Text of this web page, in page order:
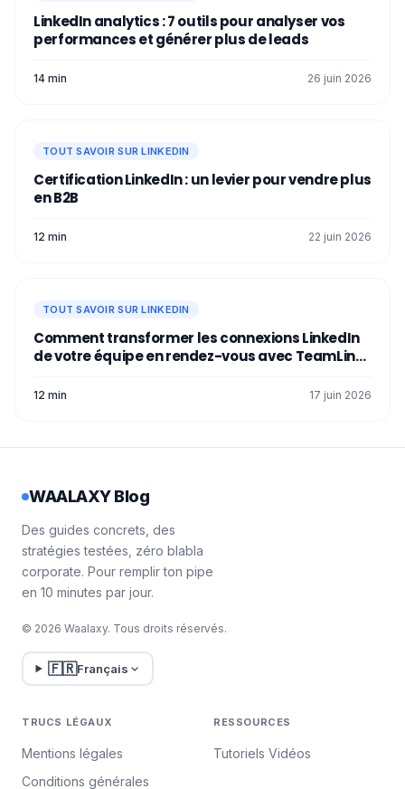
LinkedIn analytics : 7 outils pour analyser vos
performances et générer plus de leads
14 min 26 juin 2026
TOUT SAVOIR SUR LINKEDIN
Certification LinkedIn : un levier pour vendre plus
en B2B
12 min 22 juin 2026
TOUT SAVOIR SUR LINKEDIN
Comment transformer les connexions LinkedIn
de votre équipe en rendez-vous avec TeamLink
12 min 17 juin 2026
WAALAXY Blog
Des guides concrets, des
stratégies testées, zéro blabla
corporate. Pour remplir ton pipe
en 10 minutes par jour.
© 2026 Waalaxy. Tous droits réservés.
🇫🇷Français
TRUCS LÉGAUX
Mentions légales
Conditions générales
RESSOURCES
Tutoriels Vidéos